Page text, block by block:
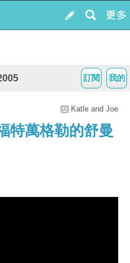
我的
訂閱
Katle and Joe
特萬格勒的舒曼